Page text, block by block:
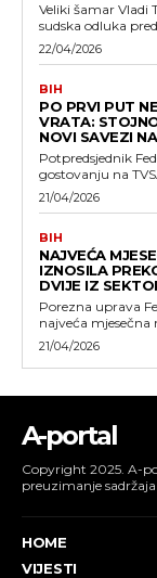
Veliki šamar Vladi
sudska odluka
22/04/2026
BIH
PO PRVI PUT
VRATA:
NOVI SAVEZI
Potpredsjednik
gostovanju na
21/04/2026
BIH
NAJVEĆA
IZNOSILA
DVIJE IZ
Porezna uprava
najveća mjesečna
21/04/2026
A-portal
Copyright 2025. A-
preuzimanje
HOME
VIJESTI